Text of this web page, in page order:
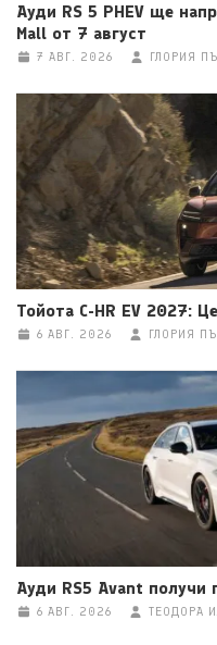
Ауди RS 5 PHEV ще
Mall от 7 август
7 АВГ. 2026 ГЛОРИЯ
Тойота C-HR EV 2027:
6 АВГ. 2026 ГЛОРИЯ
Ауди RS5 Avant получи
6 АВГ. 2026 ТЕОДОРА